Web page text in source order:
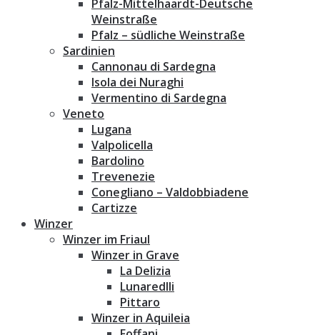
Pfalz-Mittelhaardt-Deutsche
Weinstraße
Pfalz – südliche Weinstraße
Sardinien
Cannonau di Sardegna
Isola dei Nuraghi
Vermentino di Sardegna
Veneto
Lugana
Valpolicella
Bardolino
Trevenezie
Conegliano – Valdobbiadene
Cartizze
Winzer
Winzer im Friaul
Winzer in Grave
La Delizia
Lunaredlli
Pittaro
Winzer in Aquileia